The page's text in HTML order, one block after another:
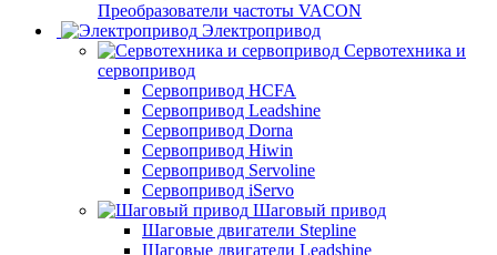
Преобразователи частоты VACON
Электропривод
Сервотехника и
сервопривод
Сервопривод HCFA
Сервопривод Leadshine
Сервопривод Dorna
Сервопривод Hiwin
Сервопривод Servoline
Сервопривод iServo
Шаговый привод
Шаговые двигатели Stepline
Шаговые двигатели Leadshine